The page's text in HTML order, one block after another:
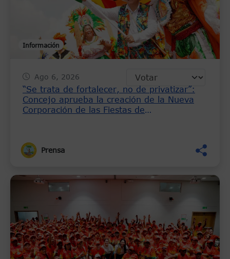
Información
Ago 6, 2026
“Se trata de fortalecer, no de privatizar”:
Concejo aprueba la creación de la Nueva
Corporación de las Fiestas de
Prensa